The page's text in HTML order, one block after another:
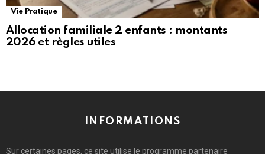
Vie Pratique
Allocation familiale 2 enfants : montants
2026 et règles utiles
INFORMATIONS
Sur certaines pages, ce site utilise le programme partenaire